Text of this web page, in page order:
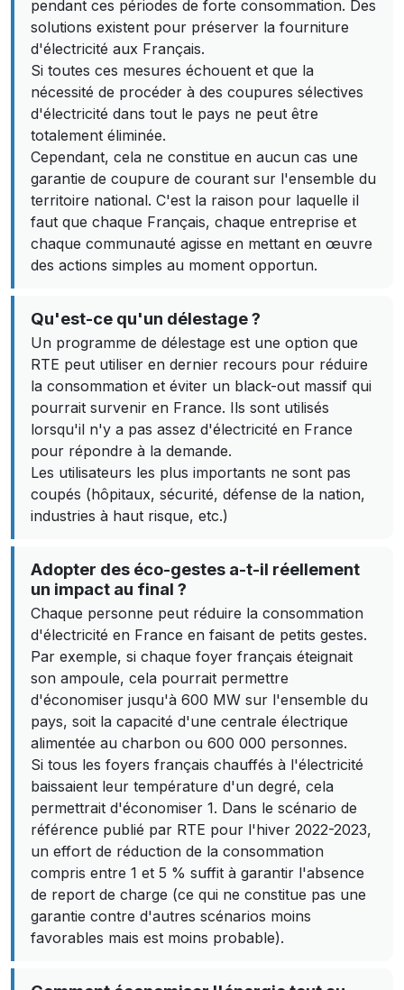
pendant ces périodes de forte consommation. Des
solutions existent pour préserver la fourniture
d'électricité aux Français.
Si toutes ces mesures échouent et que la
nécessité de procéder à des coupures sélectives
d'électricité dans tout le pays ne peut être
totalement éliminée.
Cependant, cela ne constitue en aucun cas une
garantie de coupure de courant sur l'ensemble du
territoire national. C'est la raison pour laquelle il
faut que chaque Français, chaque entreprise et
chaque communauté agisse en mettant en œuvre
des actions simples au moment opportun.
Qu'est-ce qu'un délestage ?
Un programme de délestage est une option que
RTE peut utiliser en dernier recours pour réduire
la consommation et éviter un black-out massif qui
pourrait survenir en France. Ils sont utilisés
lorsqu'il n'y a pas assez d'électricité en France
pour répondre à la demande.
Les utilisateurs les plus importants ne sont pas
coupés (hôpitaux, sécurité, défense de la nation,
industries à haut risque, etc.)
Adopter des éco-gestes a-t-il réellement
un impact au final ?
Chaque personne peut réduire la consommation
d'électricité en France en faisant de petits gestes.
Par exemple, si chaque foyer français éteignait
son ampoule, cela pourrait permettre
d'économiser jusqu'à 600 MW sur l'ensemble du
pays, soit la capacité d'une centrale électrique
alimentée au charbon ou 600 000 personnes.
Si tous les foyers français chauffés à l'électricité
baissaient leur température d'un degré, cela
permettrait d'économiser 1. Dans le scénario de
référence publié par RTE pour l'hiver 2022-2023,
un effort de réduction de la consommation
compris entre 1 et 5 % suffit à garantir l'absence
de report de charge (ce qui ne constitue pas une
garantie contre d'autres scénarios moins
favorables mais est moins probable).